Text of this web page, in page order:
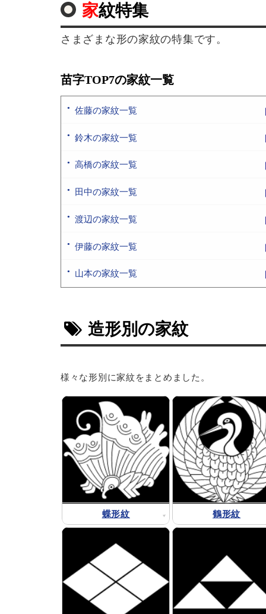
家紋特集
さまざまな形の家紋の特集です。
苗字TOP7の家紋一覧
佐藤の家紋一覧
鈴木の家紋一覧
高橋の家紋一覧
田中の家紋一覧
渡辺の家紋一覧
伊藤の家紋一覧
山本の家紋一覧
造形別の家紋
様々な形別に家紋をまとめました。
蝶形紋 鶴形紋